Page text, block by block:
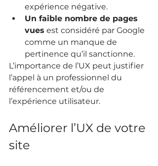
expérience négative.
Un faible nombre de pages
vues est considéré par Google
comme un manque de
pertinence qu’il sanctionne.
L’importance de l’UX peut justifier
l’appel à un professionnel du
référencement et/ou de
l’expérience utilisateur.
Améliorer l’UX de votre
site